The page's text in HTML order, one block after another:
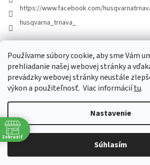
Používame súbory cookie, aby sme Vám
prehliadanie našej webovej stránky a
prevádzky webovej stránky neustále
výkon a použiteľnosť. Viac informáciítu.
Nastavenie
Súhlasím
https://www.facebook.com/
husqvarna_trnava_
Facebook
Vytvoril Shoptet
ŽÁKOVSKÝ. Všetky
Zobraziť